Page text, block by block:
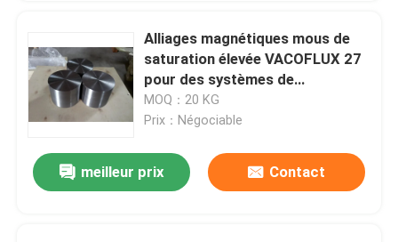
Demandez un devis
Alliages magnétiques mous de
saturation élevée VACOFLUX 27
pour des systèmes de
déclencheur de haute
performance
MOQ：20 KG
Prix：Négociable
meilleur prix Contact